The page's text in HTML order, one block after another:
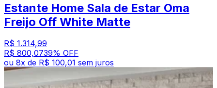
Estante Home Sala de Estar Oma
Freijo Off White Matte
R$ 1.314,99
R$ 800,0739% OFF
ou 8x de R$ 100,01 sem juros